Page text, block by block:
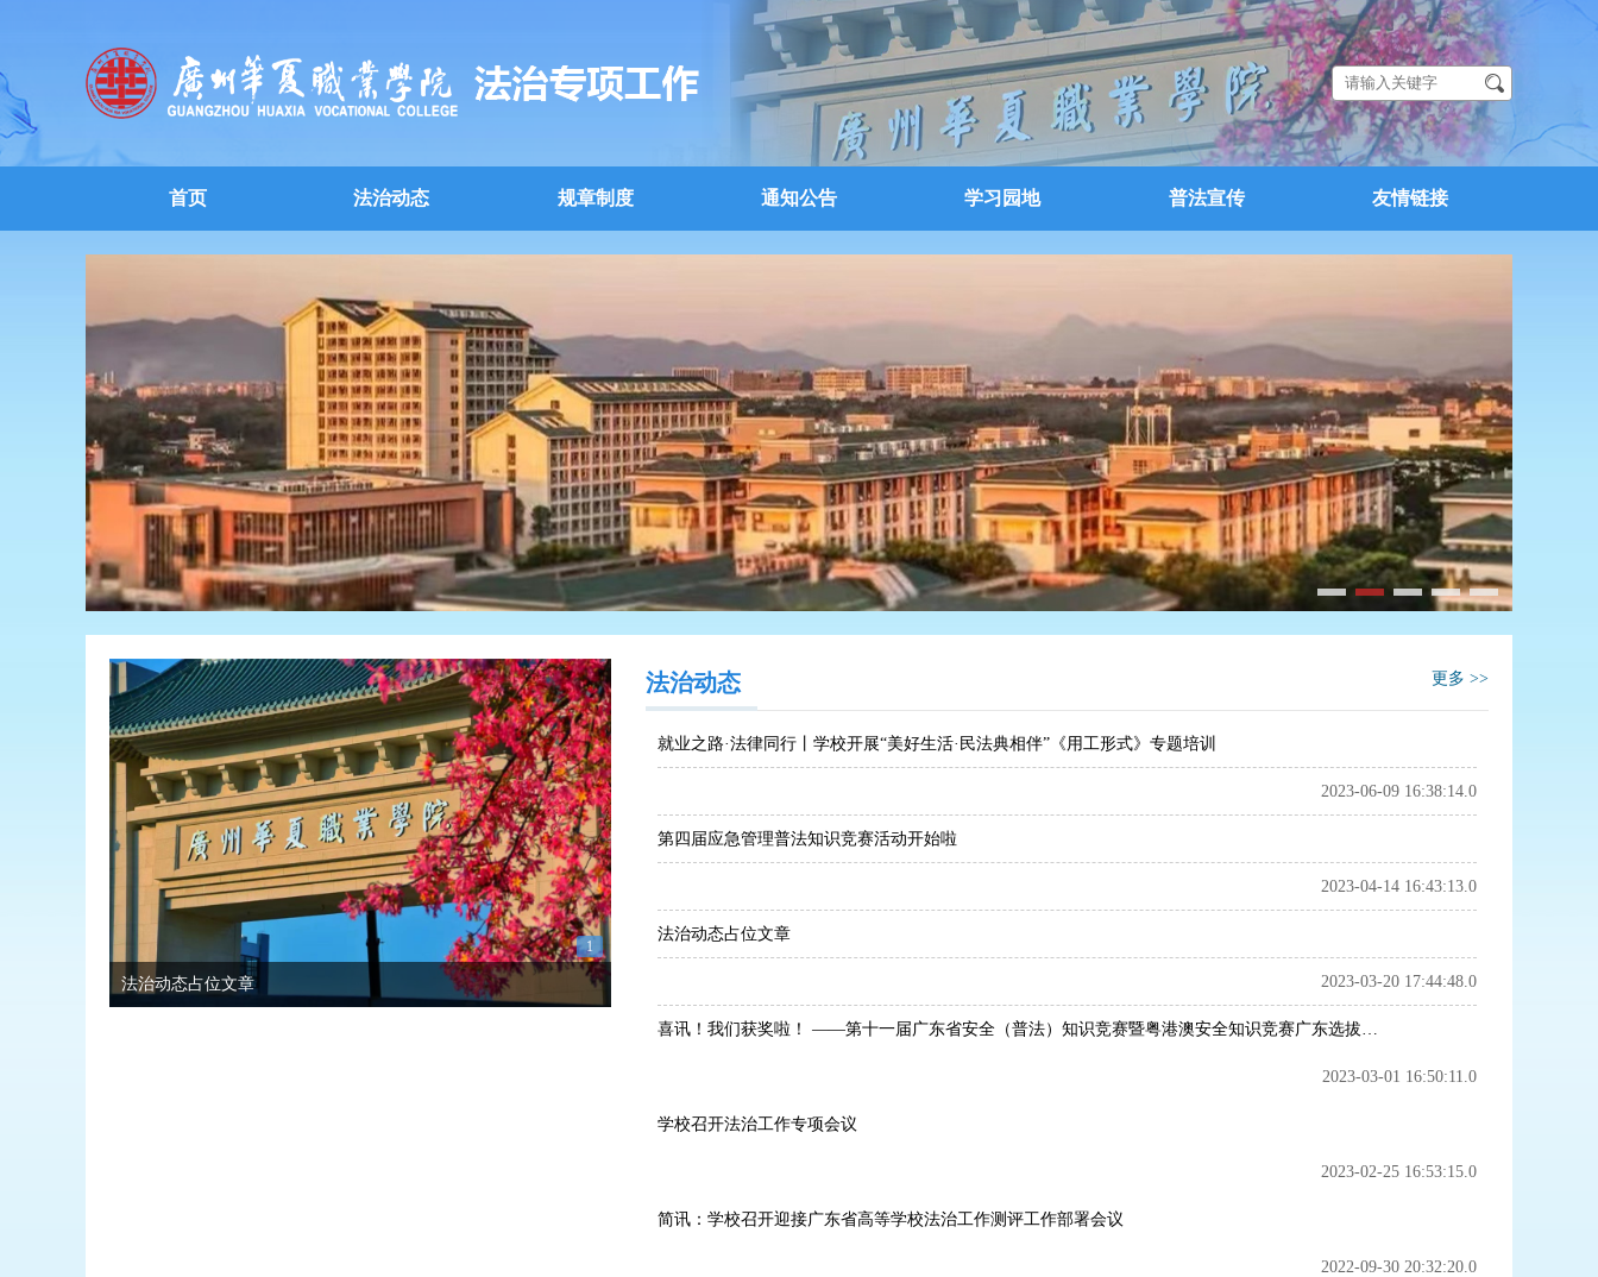
首页 法治动态 规章制度 通知公告 学习园地 普法宣传 友情链接
法治动态占位文章
法治动态占位文章
法治动态占位文章
1
法治动态 更多 >>
就业之路·法律同行丨学校开展“美好生活·民法典相伴”《用工形式》专题培训
2023-06-09 16:38:14.0
第四届应急管理普法知识竞赛活动开始啦
2023-04-14 16:43:13.0
法治动态占位文章
2023-03-20 17:44:48.0
喜讯！我们获奖啦！ ——第十一届广东省安全（普法）知识竞赛暨粤港澳安全知识竞赛广东选拔赛初赛10所优胜院校组中唯一民办高职院校
2023-03-01 16:50:11.0
学校召开法治工作专项会议
2023-02-25 16:53:15.0
简讯：学校召开迎接广东省高等学校法治工作测评工作部署会议
2022-09-30 20:32:20.0